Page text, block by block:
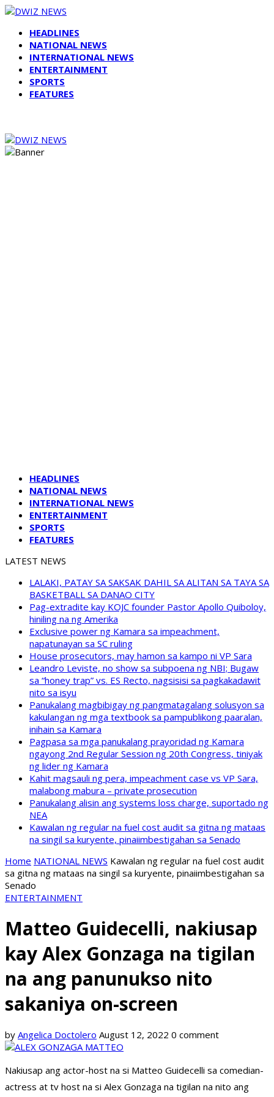
HEADLINES
NATIONAL NEWS
INTERNATIONAL NEWS
ENTERTAINMENT
SPORTS
FEATURES
HEADLINES
NATIONAL NEWS
INTERNATIONAL NEWS
ENTERTAINMENT
SPORTS
FEATURES
LATEST NEWS
LALAKI, PATAY SA SAKSAK DAHIL SA ALITAN SA TAYA SA
BASKETBALL SA DANAO CITY
Pag-extradite kay KOJC founder Pastor Apollo Quiboloy,
hiniling na ng Amerika
Exclusive power ng Kamara sa impeachment,
napatunayan sa SC ruling
House prosecutors, may hamon sa kampo ni VP Sara
Leandro Leviste, no show sa subpoena ng NBI; Bugaw
sa “honey trap” vs. ES Recto, nagsisisi sa pagkakadawit
nito sa isyu
Panukalang magbibigay ng pangmatagalang solusyon sa
kakulangan ng mga textbook sa pampublikong paaralan,
inihain sa Kamara
Pagpasa sa mga panukalang prayoridad ng Kamara
ngayong 2nd Regular Session ng 20th Congress, tiniyak
ng lider ng Kamara
Kahit magsauli ng pera, impeachment case vs VP Sara,
malabong mabura – private prosecution
Panukalang alisin ang systems loss charge, suportado ng
NEA
Kawalan ng regular na fuel cost audit sa gitna ng mataas
na singil sa kuryente, pinaiimbestigahan sa Senado
Home NATIONAL NEWS Kawalan ng regular na fuel cost audit
sa gitna ng mataas na singil sa kuryente, pinaiimbestigahan sa
Senado
ENTERTAINMENT
Matteo Guidecelli, nakiusap
kay Alex Gonzaga na tigilan
na ang panunukso nito
sakaniya on-screen
by Angelica Doctolero August 12, 2022 0 comment
Nakiusap ang actor-host na si Matteo Guidecelli sa comedian-
actress at tv host na si Alex Gonzaga na tigilan na nito ang